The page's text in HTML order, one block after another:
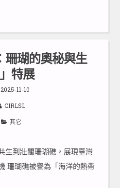
珊瑚的奧秘與生
特展
2025-11-10
CIRLSL
其它
生到壯闊珊瑚礁，展現臺灣
珊瑚礁被譽為「海洋的熱帶